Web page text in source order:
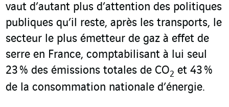
vaut d’autant plus d’attention des politiques
publiques qu’il reste, après les transports, le
secteur le plus émetteur de gaz à effet de
serre en France, comptabilisant à lui seul
23 % des émissions totales de CO2 et 43 %
de la consommation nationale d’énergie.